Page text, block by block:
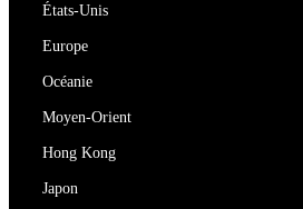
États-Unis
Europe
Océanie
Moyen-Orient
Hong Kong
Japon